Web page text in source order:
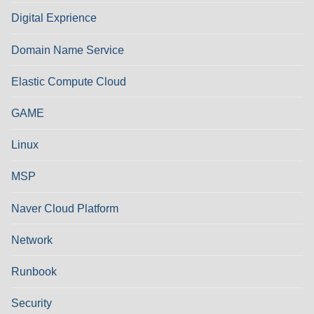
Digital Exprience
Domain Name Service
Elastic Compute Cloud
GAME
Linux
MSP
Naver Cloud Platform
Network
Runbook
Security